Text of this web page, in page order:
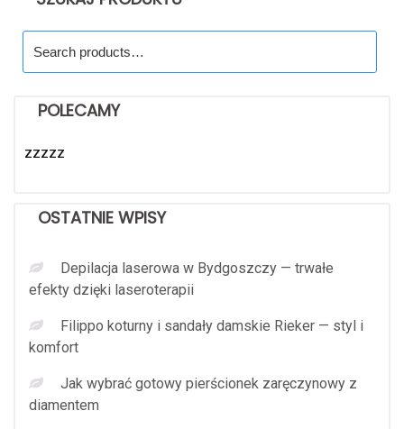
for:
POLECAMY
zzzzz
OSTATNIE WPISY
Depilacja laserowa w Bydgoszczy — trwałe
efekty dzięki laseroterapii
Filippo koturny i sandały damskie Rieker — styl i
komfort
Jak wybrać gotowy pierścionek zaręczynowy z
diamentem